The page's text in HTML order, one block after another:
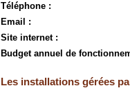
Téléphone :
Email :
Site internet :
Budget annuel de
Les installations gérées